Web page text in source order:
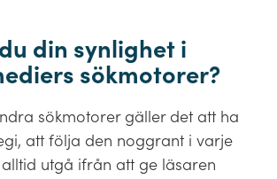
din synlighet i
sökmotorer?
sökmotorer gäller det att ha
att följa den noggrant i varje
utgå ifrån att ge läsaren